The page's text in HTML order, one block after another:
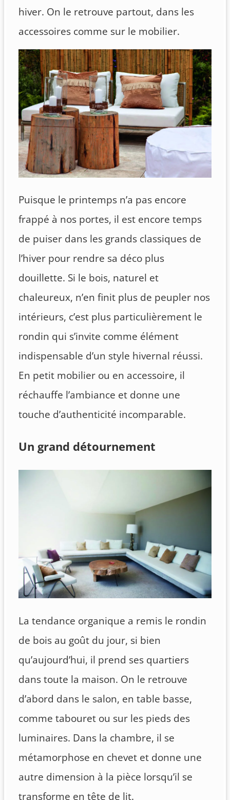
hiver. On le retrouve partout, dans les
accessoires comme sur le mobilier.
Puisque le printemps n’a pas encore
frappé à nos portes, il est encore temps
de puiser dans les grands classiques de
l’hiver pour rendre sa déco plus
douillette. Si le bois, naturel et
chaleureux, n’en finit plus de peupler nos
intérieurs, c’est plus particulièrement le
rondin qui s’invite comme élément
indispensable d’un style hivernal réussi.
En petit mobilier ou en accessoire, il
réchauffe l’ambiance et donne une
touche d’authenticité incomparable.
Un grand détournement
La tendance organique a remis le rondin
de bois au goût du jour, si bien
qu’aujourd’hui, il prend ses quartiers
dans toute la maison. On le retrouve
d’abord dans le salon, en table basse,
comme tabouret ou sur les pieds des
luminaires. Dans la chambre, il se
métamorphose en chevet et donne une
autre dimension à la pièce lorsqu’il se
transforme en tête de lit.